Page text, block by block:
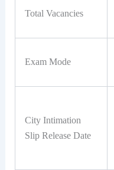
Total Vacancies
Exam Mode
City Intimation
Slip Release Date